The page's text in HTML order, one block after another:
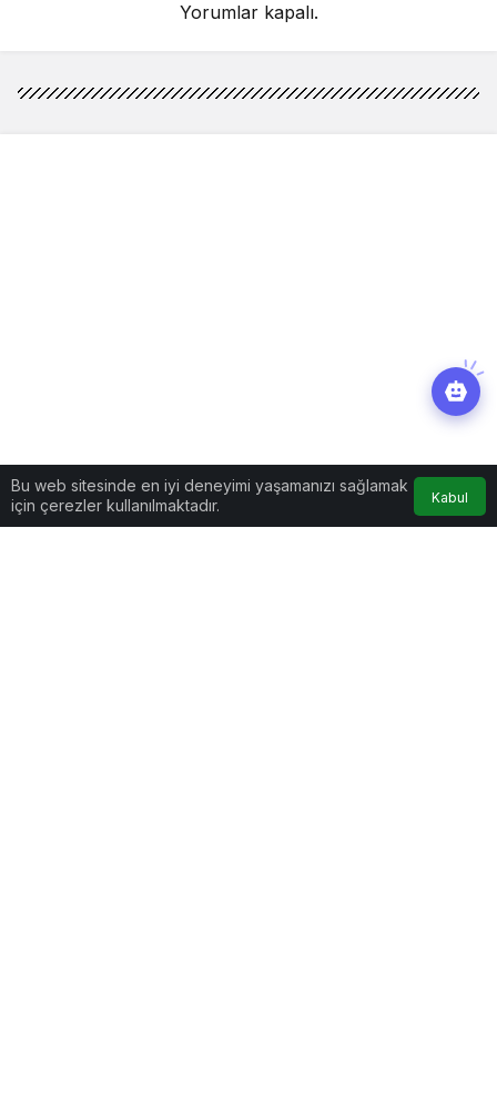
Yorumlar kapalı.
Bu web sitesinde en iyi deneyimi yaşamanızı sağlamak
için çerezler kullanılmaktadır.
Kabul